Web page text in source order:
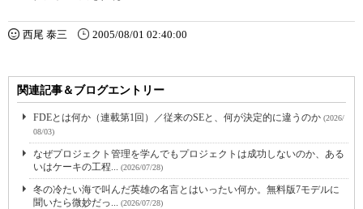
西尾 泰三 2005/08/01 02:40:00
関連記事＆ブログエントリー
FDEとは何か（連載第1回）／従来のSEと、何が決定的に違うのか (2026/
08/03)
なぜプロジェクト管理を学んでもプロジェクトは成功しないのか、ある
いはケーキの工程... (2026/07/28)
冬の冷たい海で叫んだ英雄の名言とはいったい何か。無料版7モデルに
聞いたら微妙だっ... (2026/07/28)